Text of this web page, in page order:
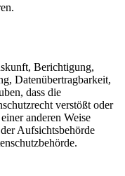
Berichtigung,
Datenübertragbarkeit,
dass die
verstößt oder
anderen Weise
Aufsichtsbehörde